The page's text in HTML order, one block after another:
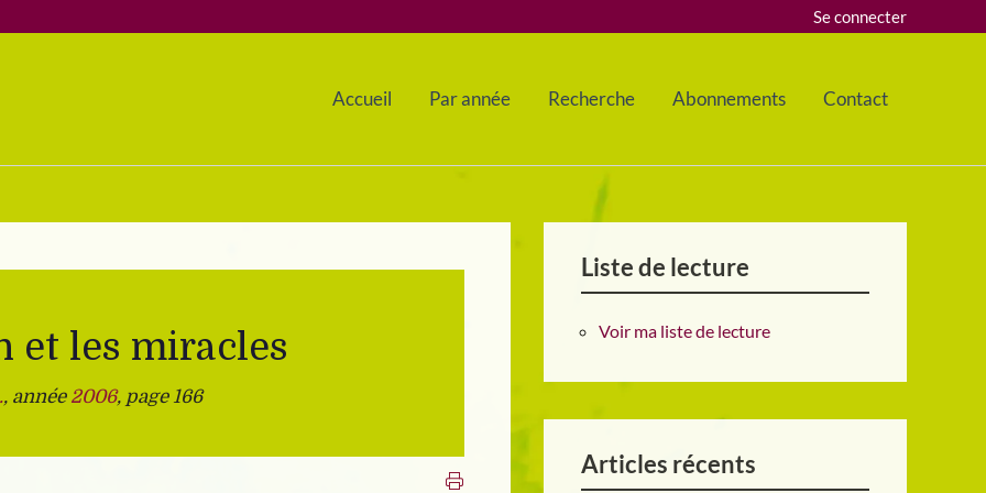
Se connecter
Accueil Par année Recherche Abonnements Contact
et les miracles
, année 2006, page 166
Liste de lecture
Voir ma liste de lecture
Articles récents